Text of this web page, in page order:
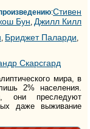
:Стивен
Бун,Джилл Килл
, Бриджет Паларди,
Скарсгард
мира, в
2% населения.
они преследуют
даже выживание